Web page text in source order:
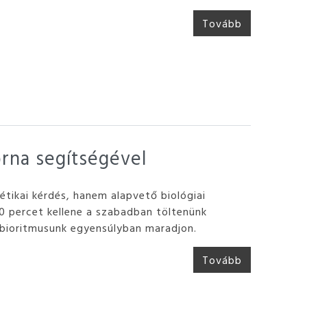
Tovább
segítségével
kérdés, hanem alapvető biológiai
percet kellene a szabadban töltenünk
egyensúlyban maradjon.
Tovább